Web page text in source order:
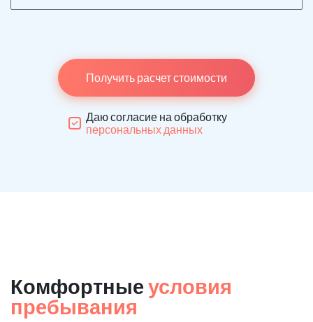
Получить расчет стоимости
Даю согласие на обработку
персональных данных
Комфортные условия
пребывания